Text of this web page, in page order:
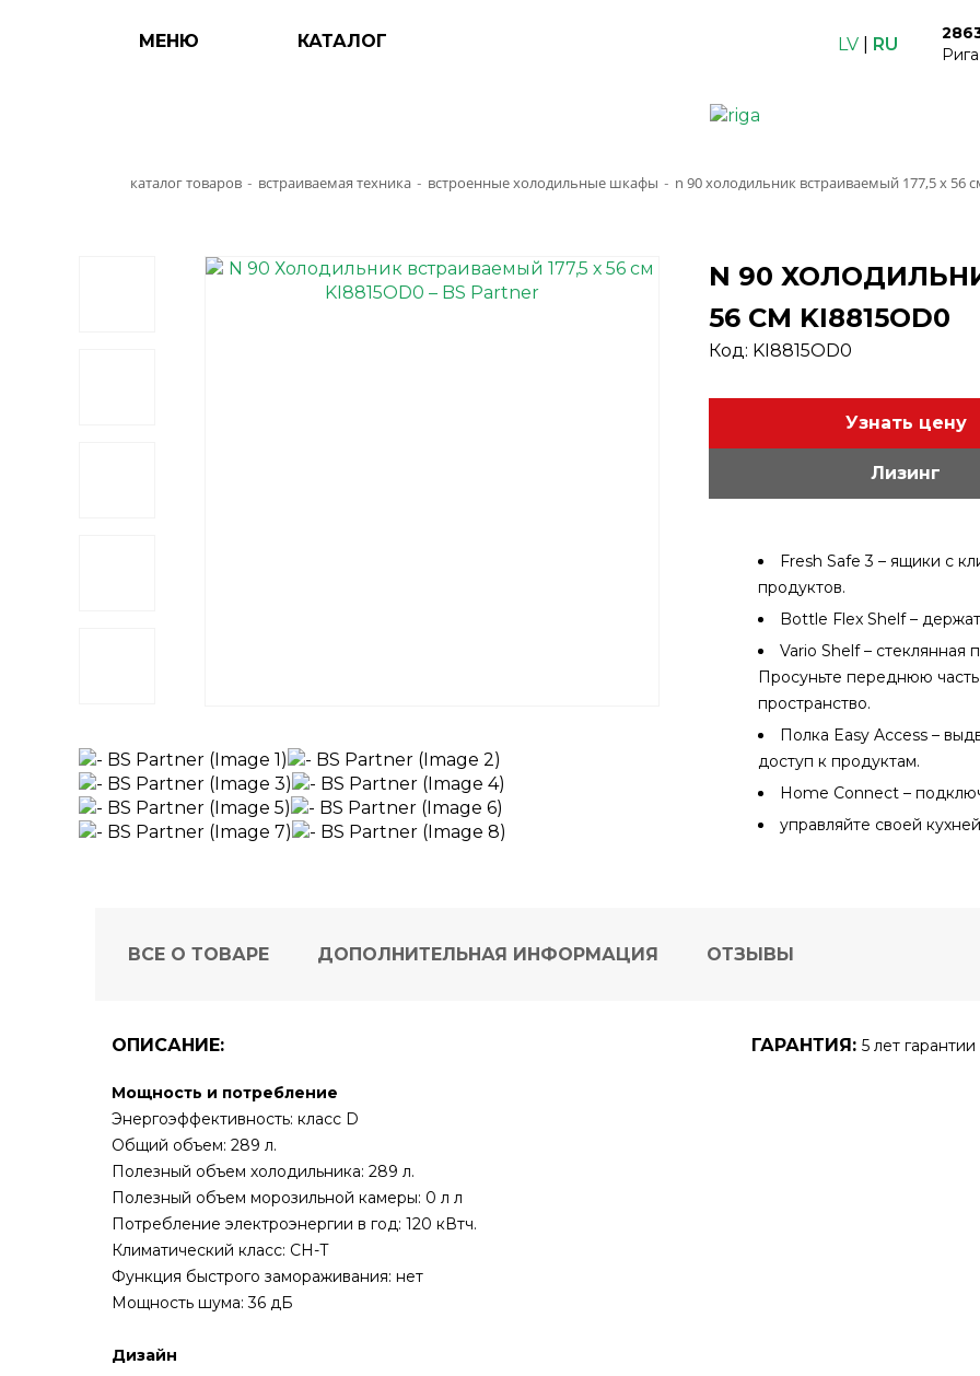
LV RU
МЕНЮ КАТАЛОГ
каталог товаров - встраиваемая техника - встроенные холодильные шкафы - n 90 холодильник встраиваемый 177,5 х 56
N 90
56 СМ KI8815OD0
Код: KI8815OD0
Узнать цену
Лизинг
Fresh Safe 3 – ящики с
продуктов.
Bottle Flex Shelf –
Vario Shelf – стеклянная
Просуньте переднюю
пространство.
Полка Easy Access –
доступ к продуктам.
Home Connect –
управляйте своей
ВСЕ О ТОВАРЕ ДОПОЛНИТЕЛЬНАЯ ИНФОРМАЦИЯ ОТЗЫВЫ
ОПИСАНИЕ:
Мощность и потребление
Энергоэффективность: класс D
Общий объем: 289 л.
Полезный объем холодильника: 289 л.
Полезный объем морозильной камеры: 0 л л
Потребление электроэнергии в год: 120 кВтч.
Климатический класс: СН-Т
Функция быстрого замораживания: нет
Мощность шума: 36 дБ
Дизайн
ГАРАНТИЯ: 5 лет гарантии